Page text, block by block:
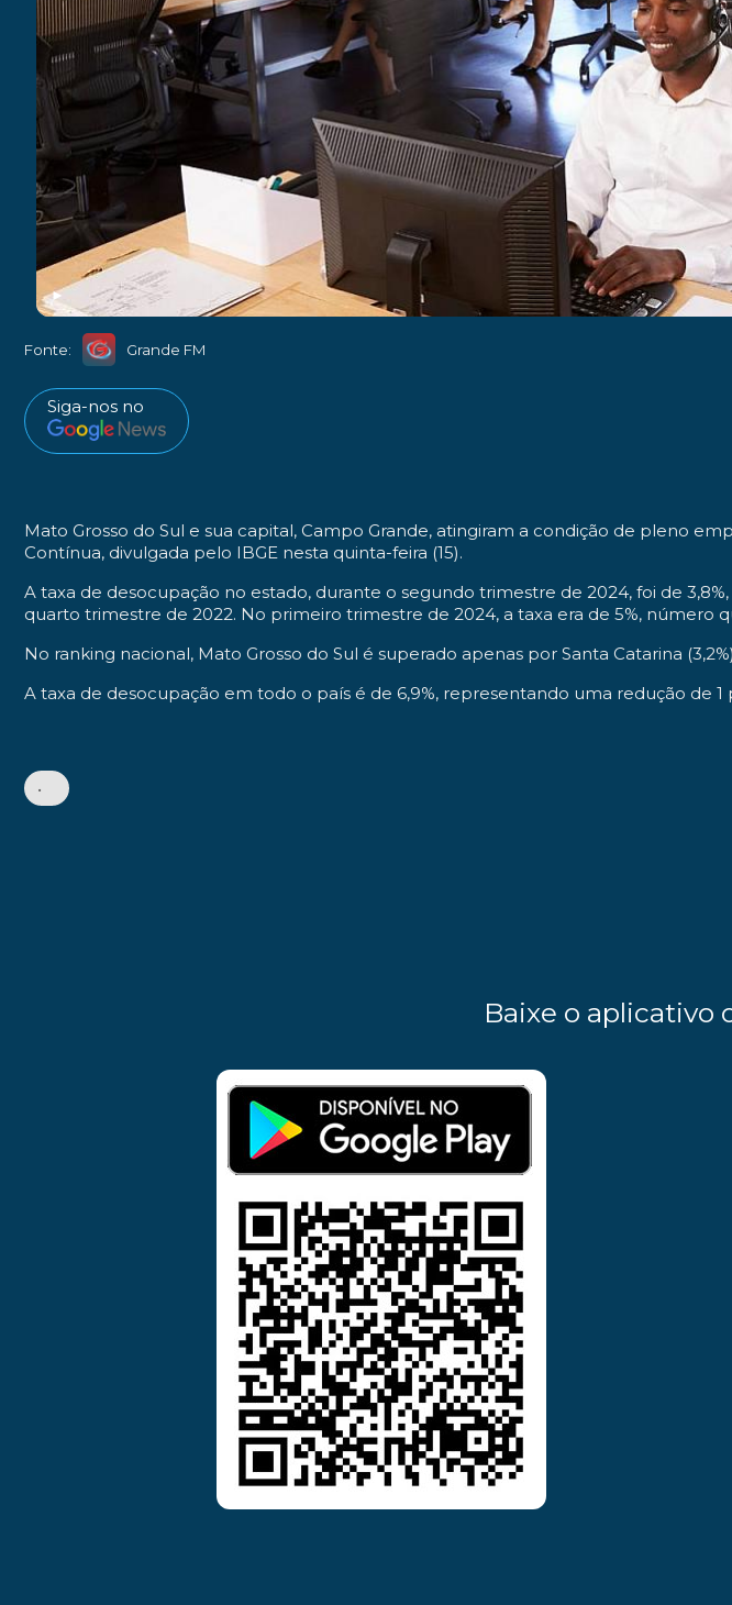
►
Fonte: Grande FM
Siga-nos no
Mato Grosso do Sul e sua capital, Campo Grande, atingiram a condição de pleno
Contínua, divulgada pelo IBGE nesta quinta-feira (15).
A taxa de desocupação no estado, durante o segundo trimestre de 2024, foi de
quarto trimestre de 2022. No primeiro trimestre de 2024, a taxa era de 5%,
No ranking nacional, Mato Grosso do Sul é superado apenas por Santa Catarina
A taxa de desocupação em todo o país é de 6,9%, representando uma redução
•
Baixe o aplicativo